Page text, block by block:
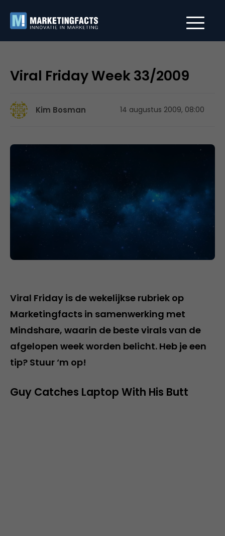
Viral Friday Week 33/2009
Kim Bosman 14 augustus 2009, 08:00
Viral Friday is de wekelijkse rubriek op
Marketingfacts in samenwerking met
Mindshare, waarin de beste virals van de
afgelopen week worden belicht. Heb je een
tip? Stuur ‘m op!
Guy Catches Laptop With His Butt